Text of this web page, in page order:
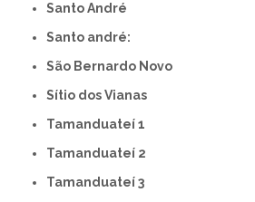
Santo André
Santo andré:
São Bernardo Novo
Sítio dos Vianas
Tamanduateí 1
Tamanduateí 2
Tamanduateí 3